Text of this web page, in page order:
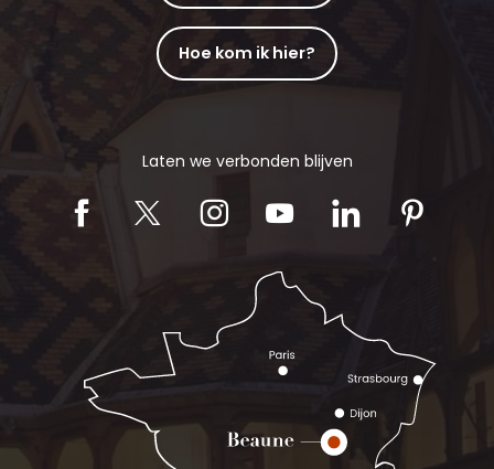
Hoe kom ik hier?
Laten we verbonden blijven